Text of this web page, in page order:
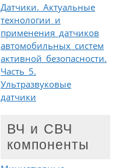
Датчики. Актуальные
технологии и
применения датчиков
автомобильных систем
активной безопасности.
Часть 5.
Ультразвуковые
датчики
ВЧ и СВЧ
компоненты